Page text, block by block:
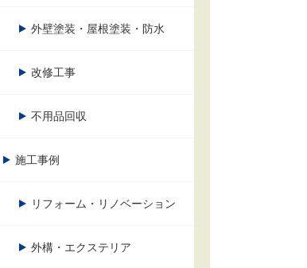
外壁塗装・屋根塗装・防水
改修工事
不用品回収
施工事例
リフォーム・リノベーション
外構・エクステリア